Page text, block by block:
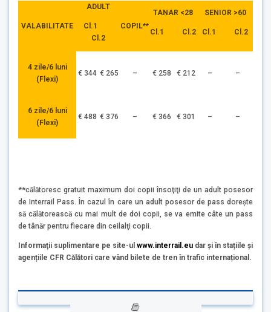
VALABILITATE
ADULT
Cl.1
Cl.2
COPIL**
TANAR <28
Cl.1 Cl.2
SENIOR >60
Cl.1 Cl.2
4 zile/6 luni
(Flexi)
€ 344 € 265 – € 258 € 212 – –
6 zile/6 luni
(Flexi)
€ 488 € 376 – € 366 € 301 – –
**călătoresc gratuit maximum doi copii însoţiţi de un adult posesor
de Interrail Pass. În cazul în care un adult posesor de pass doreşte
să călătorească cu mai mult de doi copii, se va emite câte un pass
de tânăr pentru fiecare din ceilalţi copii.
Informaţii suplimentare pe site-ul www.interrail.eu dar și în stațiile și
agențiile CFR Călători care vând bilete de tren în trafic internațional.